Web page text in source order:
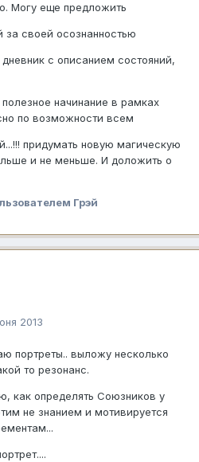
Могу еще предложить
своей осознанностью
с описанием состояний,
начинание в рамках
по возможности всем
придумать новую магическую
и не меньше. И доложить о
Грэй
2013
портреты.. выложу несколько
то резонанс.
как определять Союзников у
не знанием и мотивируется